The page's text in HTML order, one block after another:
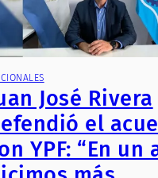
José Rivera
el
YPF: “En un